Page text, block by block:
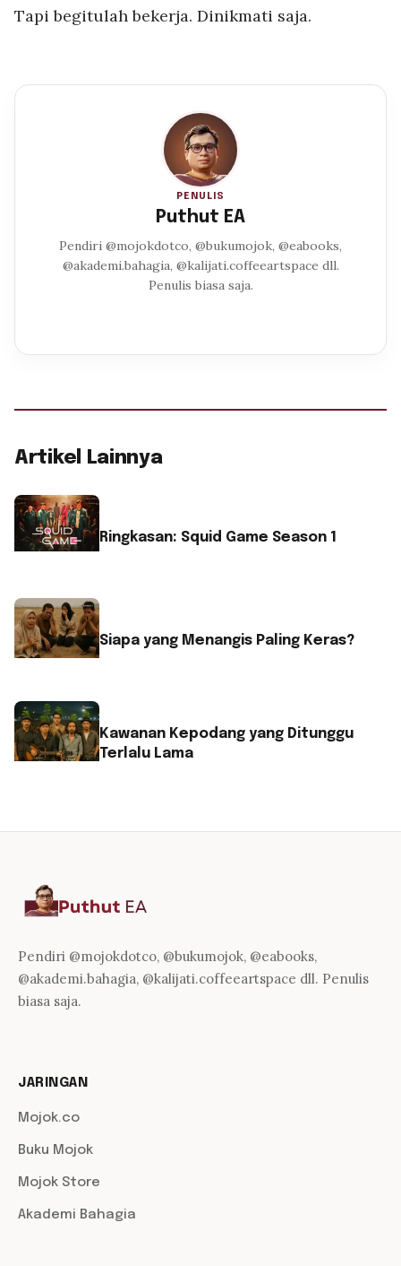
Tapi begitulah bekerja. Dinikmati saja.
PENULIS
Puthut EA
Pendiri @mojokdotco, @bukumojok, @eabooks,
@akademi.bahagia, @kalijati.coffeeartspace dll.
Penulis biasa saja.
Artikel Lainnya
Ringkasan: Squid Game Season 1
Siapa yang Menangis Paling Keras?
Kawanan Kepodang yang Ditunggu
Terlalu Lama
Pendiri @mojokdotco, @bukumojok, @eabooks,
@akademi.bahagia, @kalijati.coffeeartspace dll. Penulis
biasa saja.
JARINGAN
Mojok.co
Buku Mojok
Mojok Store
Akademi Bahagia